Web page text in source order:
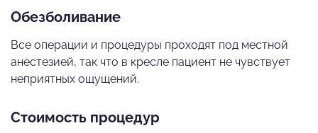
Обезболивание
Все операции и процедуры проходят под местной
анестезией, так что в кресле пациент не чувствует
неприятных ощущений.
Стоимость процедур